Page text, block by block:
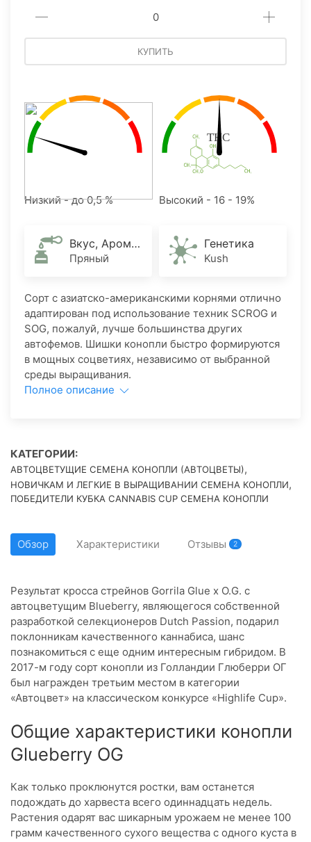
КУПИТЬ
Низкий - до 0,5 % Высокий - 16 - 19%
Вкус, Аромат
Пряный
Генетика
Kush
Сорт с азиатско-американскими корнями отлично
адаптирован под использование техник SCROG и
SOG, пожалуй, лучше большинства других
автофемов. Шишки конопли быстро формируются
в мощных соцветиях, независимо от выбранной
среды выращивания.
Полное описание
КАТЕГОРИИ:
АВТОЦВЕТУЩИЕ СЕМЕНА КОНОПЛИ (АВТОЦВЕТЫ),
НОВИЧКАМ И ЛЕГКИЕ В ВЫРАЩИВАНИИ СЕМЕНА КОНОПЛИ,
ПОБЕДИТЕЛИ КУБКА CANNABIS CUP СЕМЕНА КОНОПЛИ
Обзор Характеристики Отзывы 2
Результат кросса стрейнов Gorrila Glue x O.G. с
автоцветущим Blueberry, являющегося собственной
разработкой селекционеров Dutch Passion, подарил
поклонникам качественного каннабиса, шанс
познакомиться с еще одним интересным гибридом. В
2017-м году сорт конопли из Голландии Глюберри ОГ
был награжден третьим местом в категории
«Автоцвет» на классическом конкурсе «Highlife Cup».
Общие характеристики конопли
Glueberry OG
Как только проклюнутся ростки, вам останется
подождать до харвеста всего одиннадцать недель.
Растения одарят вас шикарным урожаем не менее 100
грамм качественного сухого вещества с одного куста в